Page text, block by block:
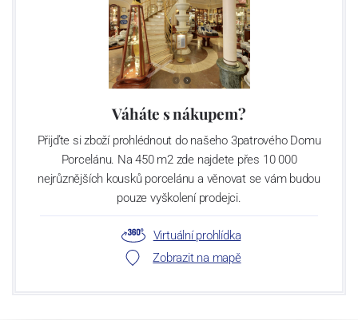
Váháte s nákupem?
Přijďte si zboží prohlédnout do našeho 3patrového Domu
Porcelánu. Na 450 m2 zde najdete přes 10 000
nejrůznějších kousků porcelánu a věnovat se vám budou
pouze vyškolení prodejci.
Virtuální prohlídka
Zobrazit na mapě